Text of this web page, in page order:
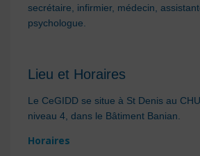
secrétaire, infirmier, médecin,
psychologue.
Lieu et Horaires
Le CeGIDD se situe à St Denis au
niveau 4, dans le Bâtiment Banian.
Horaires